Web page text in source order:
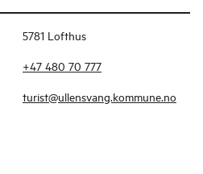
5781 Lofthus
+47 480 70 777
turist@ullensvang.kommune.no